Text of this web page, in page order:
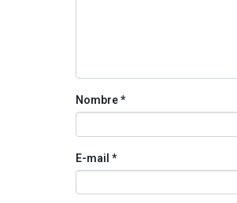
Nombre*
E-mail *